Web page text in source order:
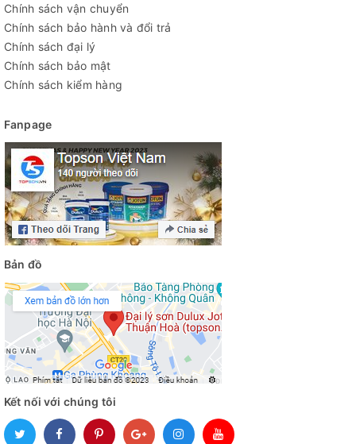
Chính sách vận chuyển
Chính sách bảo hành và đổi trả
Chính sách đại lý
Chính sách bảo mật
Chính sách kiểm hàng
Fanpage
Bản đồ
Kết nối với chúng tôi